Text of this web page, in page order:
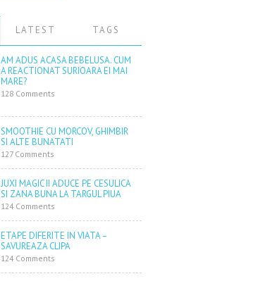
LATEST TAGS
AM ADUS ACASA BEBELUSA. CUM
A REACTIONAT SURIOARA EI MAI
MARE?
128 Comments
SMOOTHIE CU MORCOV, GHIMBIR
SI ALTE BUNATATI
127 Comments
JUXI MAGIC II ADUCE PE CESULICA
SI ZANA BUNA LA TARGUL PIUA
124 Comments
ETAPE DIFERITE IN VIATA –
SAVUREAZA CLIPA
124 Comments